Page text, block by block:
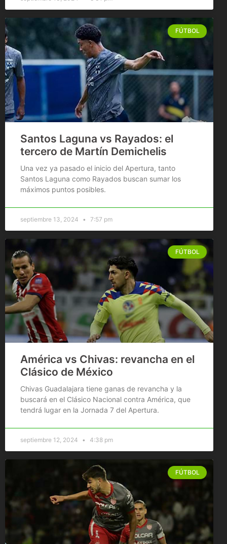
FÚTBOL
Santos Laguna vs Rayados: el
tercero de Martín Demichelis
Una vez ya pasado el inicio del Apertura, tanto
Santos Laguna como Rayados buscan sumar los
máximos puntos posibles.
septiembre 13, 2024 7:57 pm
FÚTBOL
América vs Chivas: revancha en el
Clásico de México
Chivas Guadalajara tiene ganas de revancha y la
buscará en el Clásico Nacional contra América, que
tendrá lugar en la Jornada 7 del Apertura.
septiembre 12, 2024 4:38 pm
FÚTBOL